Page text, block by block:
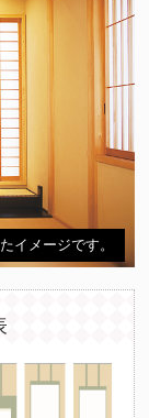
イメージです。